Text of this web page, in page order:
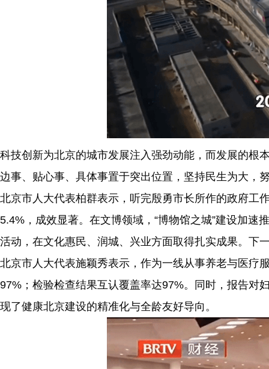
科技创新为北京的城市发展注入强劲动能，而发展的根
边事、贴心事、具体事置于突出位置，坚持民生为大，
北京市人大代表柏群表示，听完殷勇市长所作的政府工
5.4%，成效显著。在文博领域，“博物馆之城”建设加
活动，在文化惠民、润城、兴业方面取得扎实成果。下
北京市人大代表施颖秀表示，作为一线从事养老与医疗
97%；检验检查结果互认覆盖率达97%。同时，报告对
现了健康北京建设的精准化与全龄友好导向。